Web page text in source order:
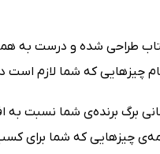
طراحی شده و درست به
چیزهایی که شما لازم است
برنده‌ی شما نسبت به